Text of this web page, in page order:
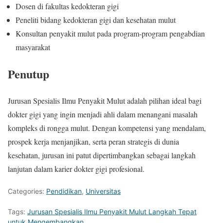
Dosen di fakultas kedokteran gigi
Peneliti bidang kedokteran gigi dan kesehatan mulut
Konsultan penyakit mulut pada program-program pengabdian
masyarakat
Penutup
Jurusan Spesialis Ilmu Penyakit Mulut adalah pilihan ideal bagi
dokter gigi yang ingin menjadi ahli dalam menangani masalah
kompleks di rongga mulut. Dengan kompetensi yang mendalam,
prospek kerja menjanjikan, serta peran strategis di dunia
kesehatan, jurusan ini patut dipertimbangkan sebagai langkah
lanjutan dalam karier dokter gigi profesional.
Categories: Pendidikan, Universitas
Tags: Jurusan Spesialis Ilmu Penyakit Mulut Langkah Tepat